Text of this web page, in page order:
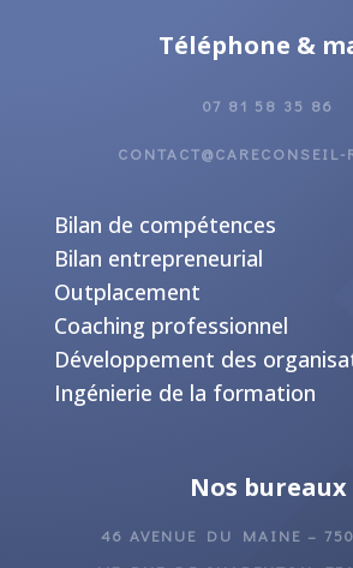
Téléphone &
07 81 58 35 86
CONTACT@CARECONSEIL-
Bilan de compétences
Bilan entrepreneurial
Outplacement
Coaching professionnel
Développement des
Ingénierie de la formation
Nos bureaux
46 AVENUE DU MAINE –